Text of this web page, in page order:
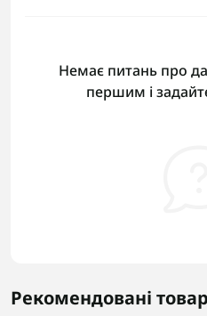
Немає питань про
першим і
Рекомендовані